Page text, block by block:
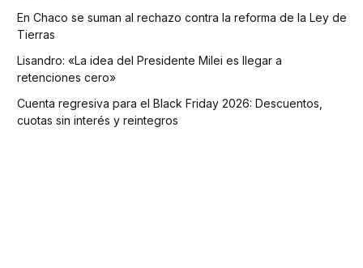
En Chaco se suman al rechazo contra la reforma de la Ley de
Tierras
Lisandro: «La idea del Presidente Milei es llegar a
retenciones cero»
Cuenta regresiva para el Black Friday 2026: Descuentos,
cuotas sin interés y reintegros